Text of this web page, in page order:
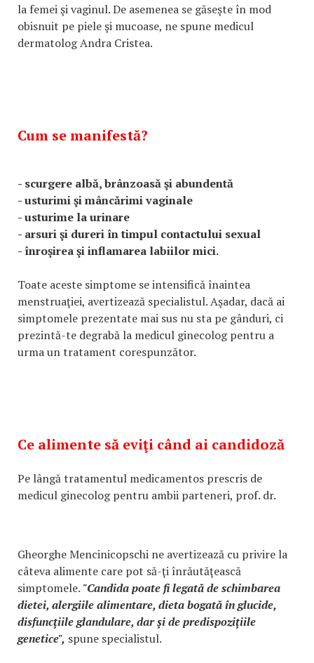
la femei şi vaginul. De asemenea se găseşte în mod
obisnuit pe piele şi mucoase, ne spune medicul
dermatolog Andra Cristea.
Cum se manifestă?
- scurgere albă, brânzoasă şi abundentă
- usturimi şi mâncărimi vaginale
- usturime la urinare
- arsuri şi dureri în timpul contactului sexual
- înroşirea şi inflamarea labiilor mici.
Toate aceste simptome se intensifică înaintea
menstruaţiei, avertizează specialistul. Aşadar, dacă ai
simptomele prezentate mai sus nu sta pe gânduri, ci
prezintă-te degrabă la medicul ginecolog pentru a
urma un tratament corespunzător.
Ce alimente să eviţi când ai candidoză
Pe lângă tratamentul medicamentos prescris de
medicul ginecolog pentru ambii parteneri, prof. dr.
Gheorghe Mencinicopschi ne avertizează cu privire la
câteva alimente care pot să-ţi înrăutăţească
simptomele. "Candida poate fi legată de schimbarea
dietei, alergiile alimentare, dieta bogată în glucide,
disfuncţiile glandulare, dar şi de predispoziţiile
genetice", spune specialistul.